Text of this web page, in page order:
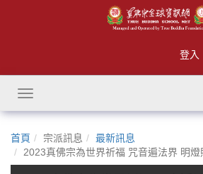
登入
Toggle
navigation
首頁 宗派訊息
最新訊息
2023真佛宗為世界祈福 咒音遍法界 明燈